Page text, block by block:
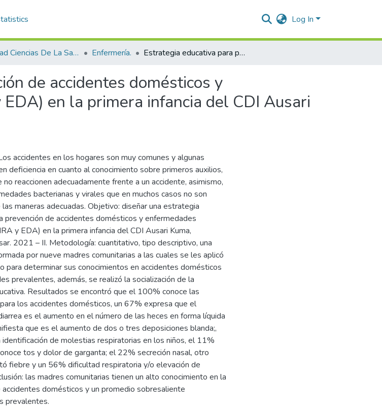
Log In
Facultad Ciencias De La Salud. Enfermería. Estrategia educativa para prevención de accidentes domésticos y enfermedades prevalentes (IRA y EDA) en la primera infancia del CDI Ausari Kuma, Atánquez, Cesar 2021 – II
de accidentes domésticos y
en la primera infancia del CDI Ausari
accidentes en los hogares son muy comunes y algunas
deficiencia en cuanto al conocimiento sobre primeros auxilios,
no reaccionen adecuadamente frente a un accidente, asimismo,
bacterianas y virales que en muchos casos no son
maneras adecuadas. Objetivo: diseñar una estrategia
prevención de accidentes domésticos y enfermedades
y EDA) en la primera infancia del CDI Ausari Kuma,
2021 – II. Metodología: cuantitativo, tipo descriptivo, una
por nueve madres comunitarias a las cuales se les aplicó
para determinar sus conocimientos en accidentes domésticos
prevalentes, además, se realizó la socialización de la
Resultados se encontró que el 100% conoce las
los accidentes domésticos, un 67% expresa que el
es el aumento en el número de las heces en forma líquida
que es el aumento de dos o tres deposiciones blanda;,
identificación de molestias respiratorias en los niños, el 11%
tos y dolor de garganta; el 22% secreción nasal, otro
fiebre y un 56% dificultad respiratoria y/o elevación de
las madres comunitarias tienen un alto conocimiento en la
accidentes domésticos y un promedio sobresaliente
prevalentes.